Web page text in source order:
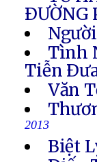
ÐƯỜNG
Tình
Tiễn
Văn
2013
Biệt